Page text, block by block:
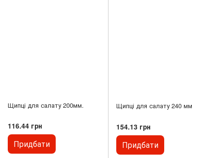
Щипці для салату 200мм.
116.44 грн
Придбати
Щипці для салату 240 мм
154.13 грн
Придбати